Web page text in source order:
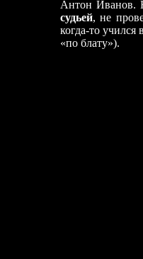
Антон Иванов.
судьей, не
когда-то
«по блату»).